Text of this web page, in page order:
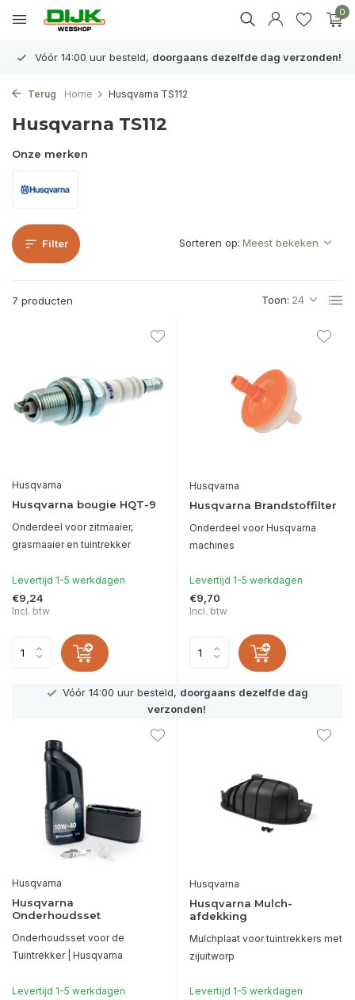
0
Vóór 14:00 uur besteld, doorgaans dezelfde dag verzonden!
Terug Home Husqvarna TS112
Husqvarna TS112
Onze merken
Filter
7 producten Toon:
Sorteren op:
Husqvarna
Husqvarna bougie HQT-9
Onderdeel voor zitmaaier,
grasmaaier en tuintrekker
Levertijd 1-5 werkdagen
€9,24
Incl. btw
Husqvarna
Husqvarna Brandstoffilter
Onderdeel voor Husqvarna
machines
Levertijd 1-5 werkdagen
€9,70
Incl. btw
Vóór 14:00 uur besteld, doorgaans dezelfde dag
verzonden!
Husqvarna
Husqvarna
Onderhoudsset
Onderhoudsset voor de
Tuintrekker | Husqvarna
Levertijd 1-5 werkdagen
Husqvarna
Husqvarna Mulch-
afdekking
Mulchplaat voor tuintrekkers met
zijuitworp
Levertijd 1-5 werkdagen